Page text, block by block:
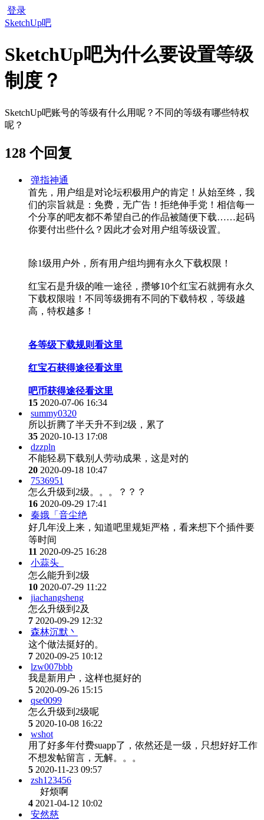
登录
SketchUp吧
SketchUp吧为什么要设置等级
制度？
SketchUp吧账号的等级有什么用呢？不同的等级有哪些特权
呢？
128 个回复
弹指神通
首先，用户组是对论坛积极用户的肯定！从始至终，我
们的宗旨就是：免费，无广告！拒绝伸手党！相信每一
个分享的吧友都不希望自己的作品被随便下载……起码
你要付出些什么？因此才会对用户组等级设置。
除1级用户外，所有用户组均拥有永久下载权限！
红宝石是升级的唯一途径，攒够10个红宝石就拥有永久
下载权限啦！不同等级拥有不同的下载特权，等级越
高，特权越多！
各等级下载规则看这里
红宝石获得途径看这里
吧币获得途径看这里
15 2020-07-06 16:34
summy0320
所以折腾了半天升不到2级，累了
35 2020-10-13 17:08
dzzpln
不能轻易下载别人劳动成果，这是对的
20 2020-09-18 10:47
7536951
怎么升级到2级。。。？？？
16 2020-09-29 17:41
秦娥「音尘绝
好几年没上来，知道吧里规矩严格，看来想下个插件要
等时间
11 2020-09-25 16:28
小蒜头_
怎么能升到2级
10 2020-07-29 11:22
jiachangsheng
怎么升级到2及
7 2020-09-29 12:32
森林沉默丶
这个做法挺好的。
7 2020-09-25 10:12
lzw007bbb
我是新用户，这样也挺好的
5 2020-09-26 15:15
qse0099
怎么升级到2级呢
5 2020-10-08 16:22
wshot
用了好多年付费suapp了，依然还是一级，只想好好工作
不想发帖留言，无解。。。
5 2020-11-23 09:57
zsh123456
好烦啊
4 2021-04-12 10:02
安然慈